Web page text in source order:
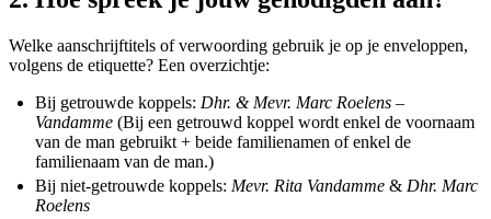
Welke aanschrijftitels of verwoording gebruik je op je enveloppen,
volgens de etiquette? Een overzichtje:
Bij getrouwde koppels: Dhr. & Mevr. Marc Roelens –
Vandamme (Bij een getrouwd koppel wordt enkel de voornaam
van de man gebruikt + beide familienamen of enkel de
familienaam van de man.)
Bij niet-getrouwde koppels: Mevr. Rita Vandamme & Dhr. Marc
Roelens